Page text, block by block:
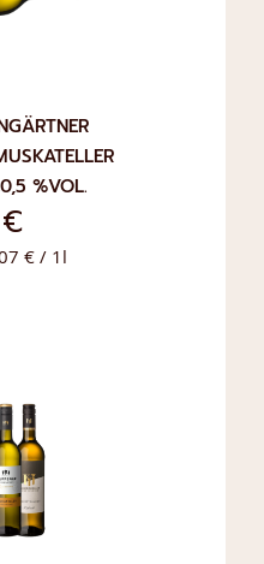
%VOL.
€ / 1l
WUNSCHLISTE
HINZUFÜGEN